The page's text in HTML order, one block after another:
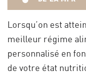
Lorsqu’on est
meilleur régime
personnalisé en
de votre état